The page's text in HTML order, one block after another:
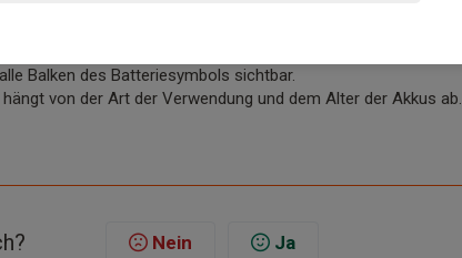
Verwendung des Babyphons 12 Stunden lang laden. Bei
Balken des Batteriesymbols sichtbar.
von der Art der Verwendung und dem Alter der Akkus ab.
Nein Ja